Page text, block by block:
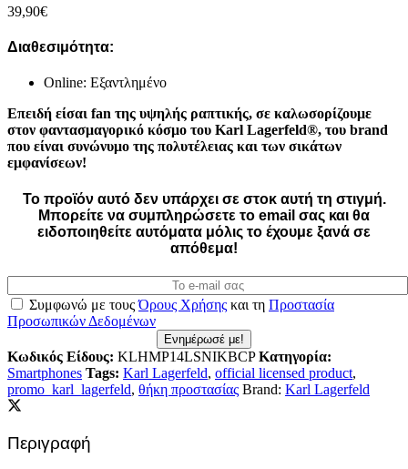
39,90€
Διαθεσιμότητα:
Online: Εξαντλημένο
Επειδή είσαι fan της υψηλής ραπτικής, σε καλωσορίζουμε
στον φαντασμαγορικό κόσμο του Karl Lagerfeld®, του brand
που είναι συνώνυμο της πολυτέλειας και των σικάτων
εμφανίσεων!
Το προϊόν αυτό δεν υπάρχει σε στοκ αυτή τη στιγμή.
Mπορείτε να συμπληρώσετε το email σας και θα
ειδοποιηθείτε αυτόματα μόλις το έχουμε ξανά σε
απόθεμα!
Συμφωνώ με τουςΌρους Χρήσης και τη Προστασία
Προσωπικών Δεδομένων
Ενημέρωσέ με!
Κωδικός Είδους: KLHMP14LSNIKBCPΚατηγορία:
Smartphones Tags: Karl Lagerfeld, official licensed product,
promo_karl_lagerfeld, θήκη προστασίας Brand: Karl Lagerfeld
Περιγραφή